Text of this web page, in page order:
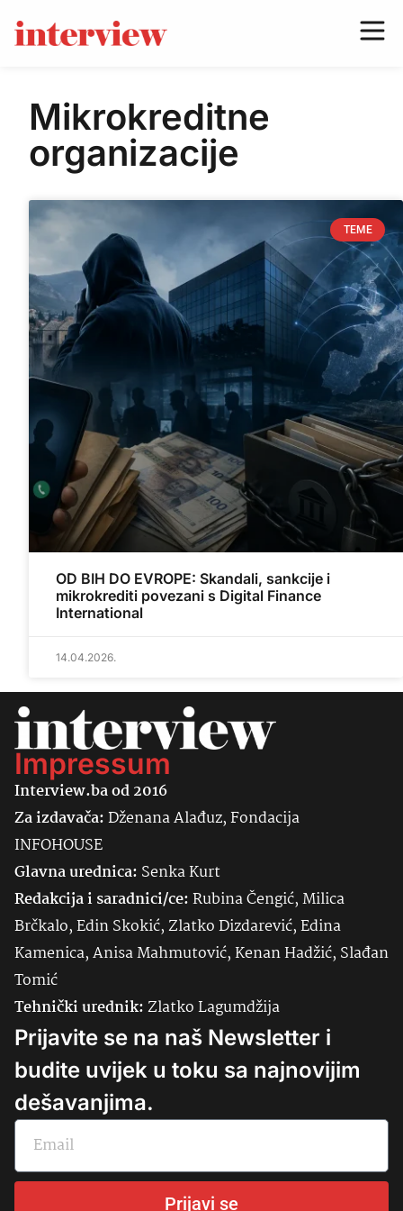
Mikrokreditne
organizacije
TEME
OD BIH DO EVROPE: Skandali, sankcije i
mikrokrediti povezani s Digital Finance
International
14.04.2026.
Impressum
Interview.ba od 2016
Za izdavača:Dženana Alađuz, Fondacija
INFOHOUSE
Glavna urednica: SenkaKurt
Redakcija i saradnici/ce:Rubina Čengić, Milica
Brčkalo, Edin Skokić, Zlatko Dizdarević, Edina
Kamenica, Anisa Mahmutović, Kenan Hadžić, Slađan
Tomić
Tehnički urednik:Zlatko Lagumdžija
Prijavite se na naš Newsletter i
budite uvijek u toku sa najnovijim
dešavanjima.
Prijavi se